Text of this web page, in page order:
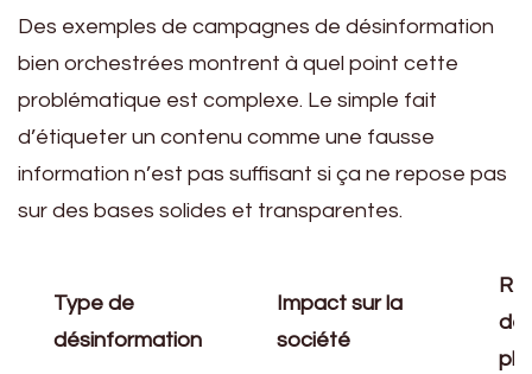
Des exemples de campagnes de désinformation
bien orchestrées montrent à quel point cette
problématique est complexe. Le simple fait
d’étiqueter un contenu comme une fausse
information n’est pas suffisant si ça ne repose pas
sur des bases solides et transparentes.
Type de
désinformation
Impact sur la
société